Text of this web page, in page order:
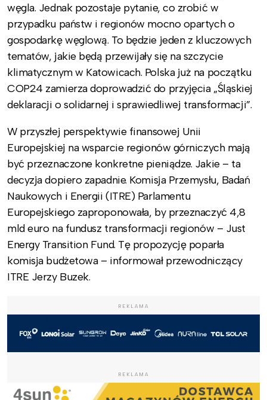
węgla. Jednak pozostaje pytanie, co zrobić w
przypadku państw i regionów mocno opartych o
gospodarkę węglową. To będzie jeden z kluczowych
tematów, jakie będą przewijały się na szczycie
klimatycznym w Katowicach. Polska już na początku
COP24 zamierza doprowadzić do przyjęcia „Śląskiej
deklaracji o solidarnej i sprawiedliwej transformacji”.
W przyszłej perspektywie finansowej Unii
Europejskiej na wsparcie regionów górniczych mają
być przeznaczone konkretne pieniądze. Jakie – ta
decyzja dopiero zapadnie. Komisja Przemysłu, Badań
Naukowych i Energii (ITRE) Parlamentu
Europejskiego zaproponowała, by przeznaczyć 4,8
mld euro na fundusz transformacji regionów – Just
Energy Transition Fund. Tę propozycję poparła
komisja budżetowa – informował przewodniczący
ITRE Jerzy Buzek.
REKLAMA
REKLAMA